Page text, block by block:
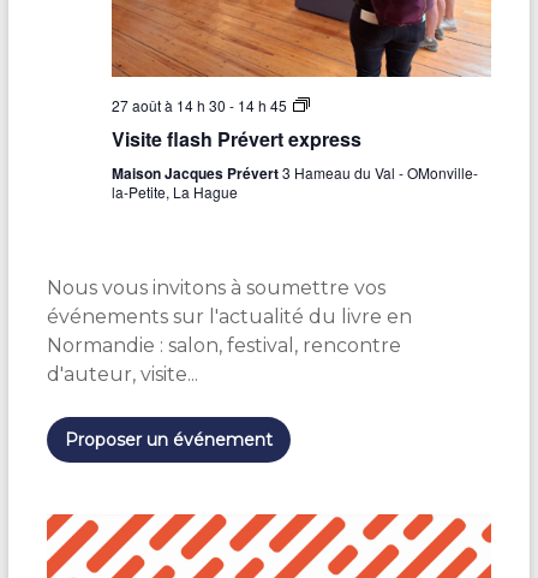
l
t
e
s
)
é
r
i
d
e
27 août à 14 h 30 - 14 h 45
V
s
t
s
h
P
é
e
s
s
Visite flash Prévert express
Maison Jacques Prévert3 Hameau du Val - OMonville-
la-Petite, La Hague
Nous vous invitons à soumettre vos
événements sur l'actualité du livre en
Normandie : salon, festival, rencontre
d'auteur, visite...
Proposer un événement